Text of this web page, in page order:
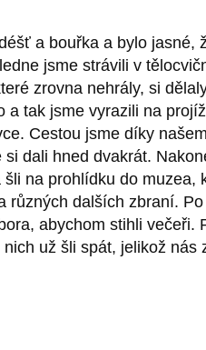
a bouřka a bylo jasné,
jsme strávili v
zrovna nehrály, si
a tak jsme vyrazili na
Cestou jsme díky
dali hned dvakrát.
na prohlídku do muzea,
různých dalších zbraní.
abychom stihli večeři.
už šli spát, jelikož nás